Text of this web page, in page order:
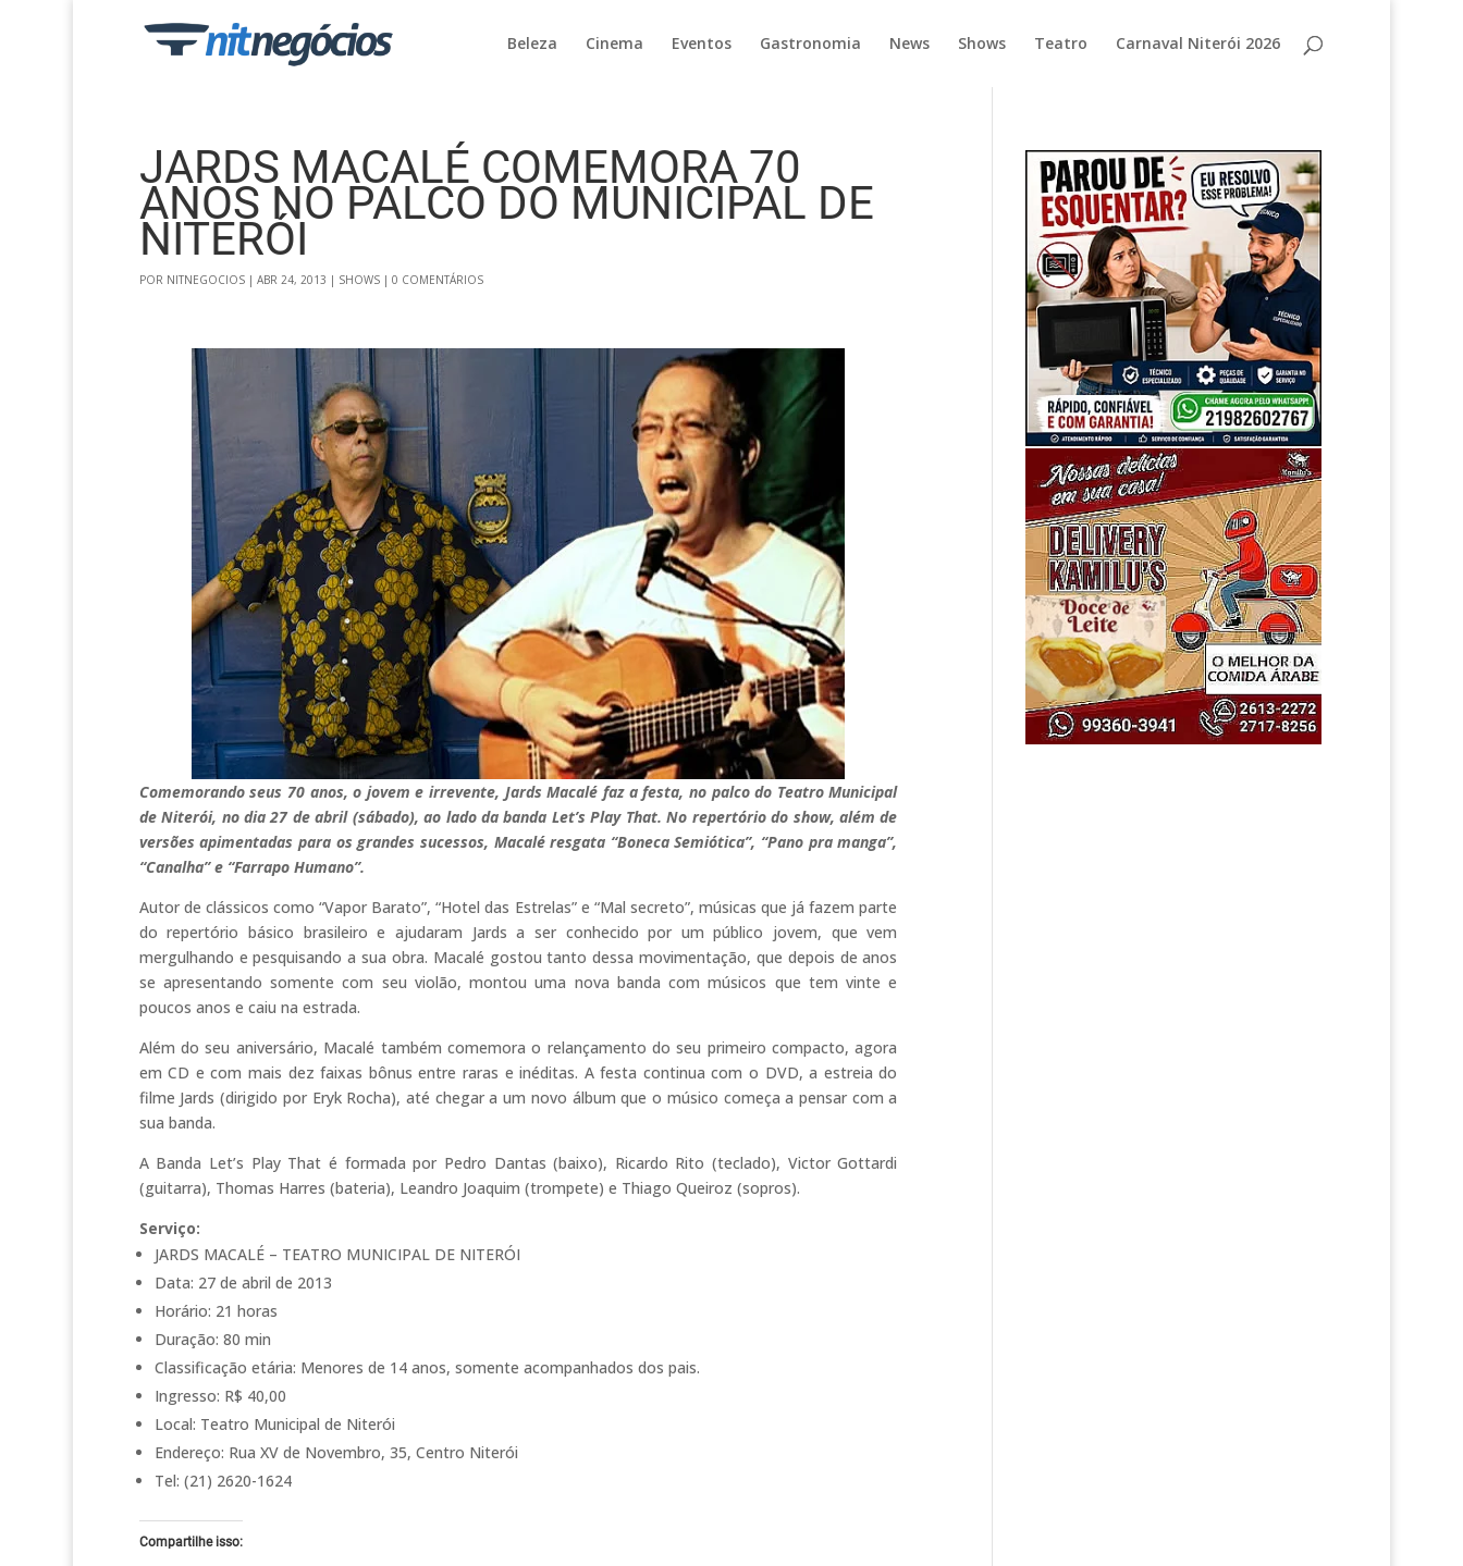
Beleza Cinema Eventos Gastronomia News Shows Teatro Carnaval Niterói 2026
JARDS MACALÉ COMEMORA 70
ANOS NO PALCO DO MUNICIPAL DE
NITERÓI
POR NITNEGOCIOS| ABR 24, 2013 | SHOWS| 0 COMENTÁRIOS
Comemorando seus 70 anos, o jovem e irrevente, Jards Macalé faz a festa, no palco do Teatro Municipal
de Niterói, no dia 27 de abril (sábado), ao lado da banda Let’s Play That. No repertório do show, além de
versões apimentadas para os grandes sucessos, Macalé resgata “Boneca Semiótica”, “Pano pra manga”,
“Canalha” e “Farrapo Humano”.
Autor de clássicos como “Vapor Barato”, “Hotel das Estrelas” e “Mal secreto”, músicas que já fazem parte
do repertório básico brasileiro e ajudaram Jards a ser conhecido por um público jovem, que vem
mergulhando e pesquisando a sua obra. Macalé gostou tanto dessa movimentação, que depois de anos
se apresentando somente com seu violão, montou uma nova banda com músicos que tem vinte e
poucos anos e caiu na estrada.
Além do seu aniversário, Macalé também comemora o relançamento do seu primeiro compacto, agora
em CD e com mais dez faixas bônus entre raras e inéditas. A festa continua com o DVD, a estreia do
filme Jards (dirigido por Eryk Rocha), até chegar a um novo álbum que o músico começa a pensar com a
sua banda.
A Banda Let’s Play That é formada por Pedro Dantas (baixo), Ricardo Rito (teclado), Victor Gottardi
(guitarra), Thomas Harres (bateria), Leandro Joaquim (trompete) e Thiago Queiroz (sopros).
Serviço:
JARDS MACALÉ – TEATRO MUNICIPAL DE NITERÓI
Data: 27 de abril de 2013
Horário: 21 horas
Duração: 80 min
Classificação etária: Menores de 14 anos, somente acompanhados dos pais.
Ingresso: R$ 40,00
Local: Teatro Municipal de Niterói
Endereço: Rua XV de Novembro, 35, Centro Niterói
Tel: (21) 2620-1624
Compartilhe isso: